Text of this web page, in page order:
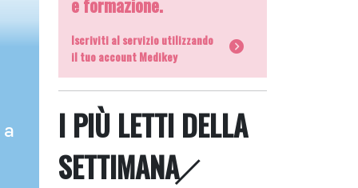
Iscriviti al servizio utilizzando
il tuo account Medikey
I PIÙ LETTI DELLA
SETTIMANA